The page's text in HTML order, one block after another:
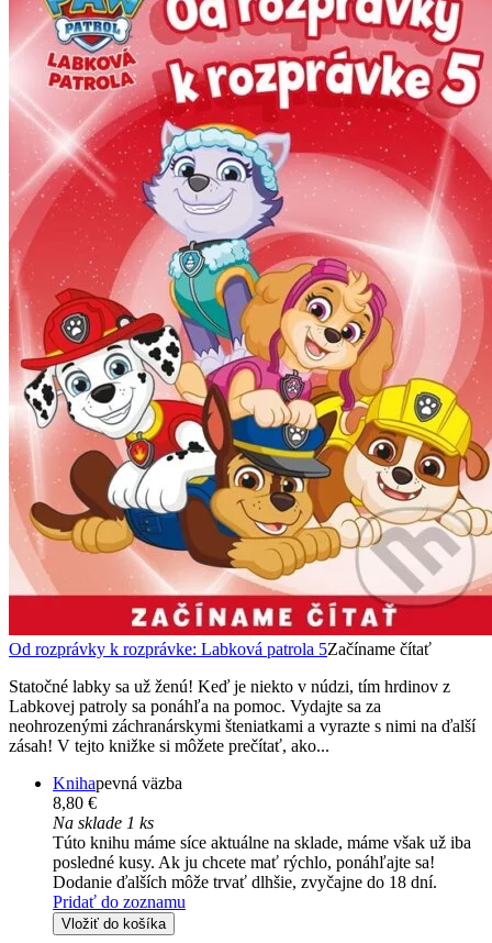
Od rozprávky k rozprávke: Labková patrola 5Začíname čítať
Statočné labky sa už ženú! Keď je niekto v núdzi, tím hrdinov z
Labkovej patroly sa ponáhľa na pomoc. Vydajte sa za
neohrozenými záchranárskymi šteniatkami a vyrazte s nimi na ďalší
zásah! V tejto knižke si môžete prečítať, ako...
Knihapevná väzba
8,80 €
Na sklade 1 ks
Túto knihu máme síce aktuálne na sklade, máme však už iba
posledné kusy. Ak ju chcete mať rýchlo, ponáhľajte sa!
Dodanie ďalších môže trvať dlhšie, zvyčajne do 18 dní.
Pridať do zoznamu
Vložiť do košíka